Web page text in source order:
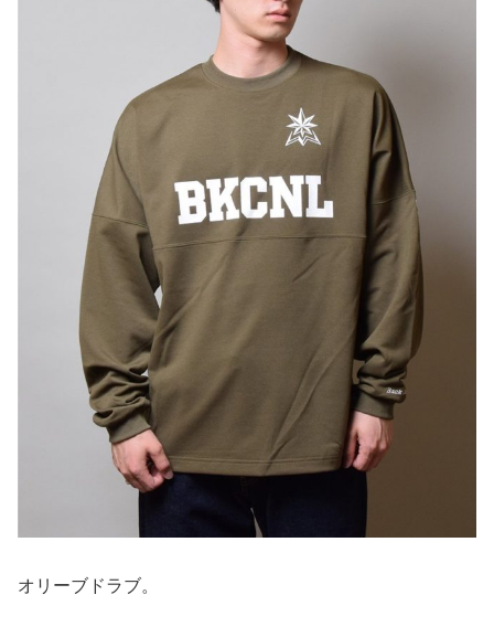
オリーブドラブ。